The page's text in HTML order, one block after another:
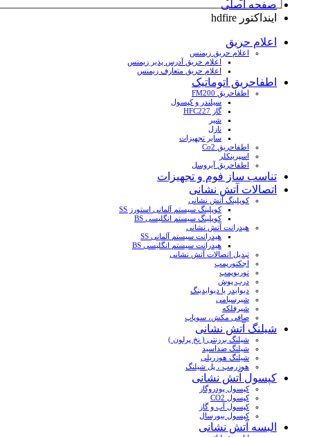
صفحه اصلی
اینداکتور hdfire
اعلام حریق
اعلام حریق زیمنس
اعلام حریق آدرس پذیر زیمنس
اعلام حریق متعارف زیمنس
اطفاحریق اتوماتیک
اطفاحریق FM200
سیلندر و کپسول
گاز HFC227
شیر
نازل
سایر تجهیزات
اطفاحریق Co2
اسپرینکلر
اطفاحریق آیروسل
تناسب ساز فوم و تجهیزات
اتصالات آتش نشانی
کوپلینگ آتش نشانی
کوپلینگ سیستم آلمانی استورز SS
کوپلینگ سیستم انگلیسی BS
هیدرانت آتش نشانی
هیدرانت سیستم آلمانی SS
هیدرانت سیستم انگلیسی BS
تبدیل اتصالات آتش نشانی
اجکتورپمپ
توربوپمپ
درب پوش
دیوایدر یا دیوایدینگ
شیرسیامی
شیرفلکه
صافی مکش، سوپاپ
شیلنگ آتش نشانی
شیلنگ برزنتی ( نخ پرلون )
شیلنگ ضداسید
شیلنگ هوزریلی
هوزرمپ ، پل شیلنگ
کپسول آتش نشانی
کپسول پودروگاز
کپسول CO2
کپسول آب و گاز
کپسول بیورسال
البسه آتش نشانی